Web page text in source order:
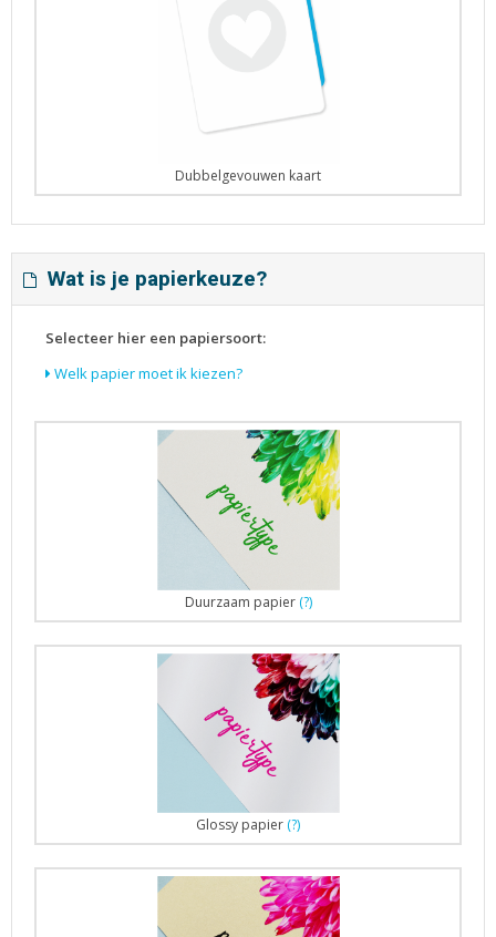
Dubbelgevouwen kaart
Wat is je papierkeuze?
Selecteer hier een papiersoort:
Welk papier moet ik kiezen?
Duurzaam papier (?)
Glossy papier (?)